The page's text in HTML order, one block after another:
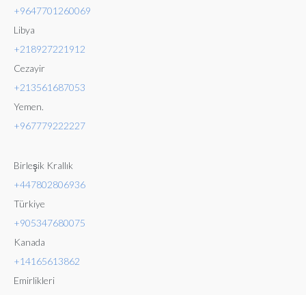
+9647701260069
Libya
+218927221912
Cezayir
+213561687053
Yemen.
+967779222227
Birleşik Krallık
+447802806936
Türkiye
+905347680075
Kanada
+14165613862
Emirlikleri